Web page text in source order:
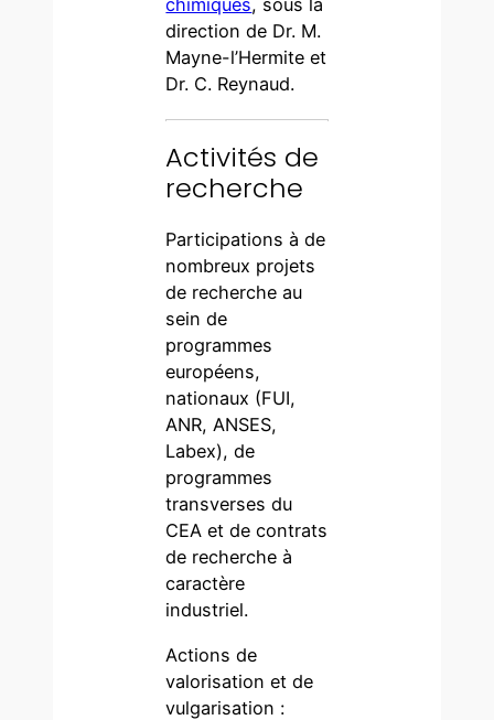
chimiques, sous la
direction de Dr. M.
Mayne-l’Hermite et
Dr. C. Reynaud.
Activités de
recherche
Participations à de
nombreux projets
de recherche au
sein de
programmes
européens,
nationaux (FUI,
ANR, ANSES,
Labex), de
programmes
transverses du
CEA et de contrats
de recherche à
caractère
industriel.
Actions de
valorisation et de
vulgarisation :